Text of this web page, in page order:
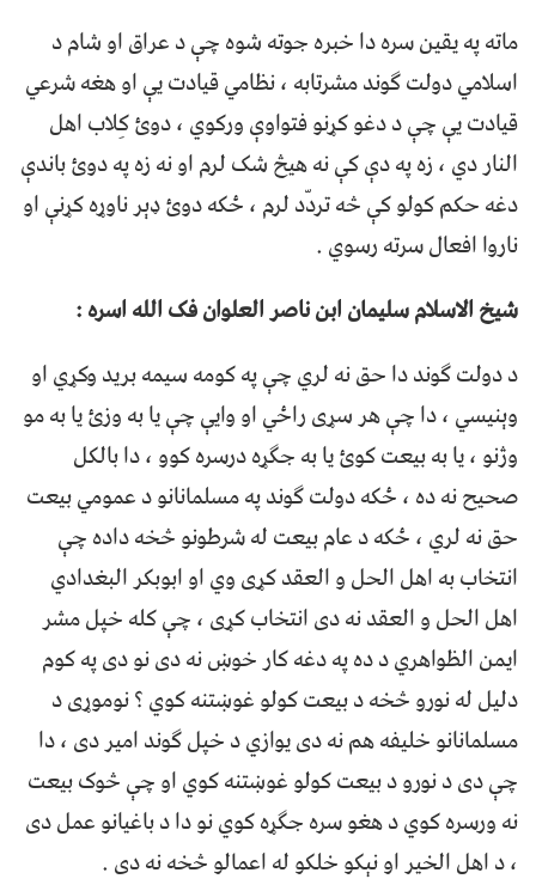
ماته په یقین سره دا خبره جوته شوه چې د عراق او شام د
اسلامي دولت ګوند مشرتابه ، نظامي قیادت یې او هغه شرعي
قیادت یې چې د دغو کړنو فتواوې ورکوي ، دوئ کِلاب اهل
النار دي ، زه په دې کې نه هیڅ شک لرم او نه زه په دوئ باندې
دغه حکم کولو کې څه تردّد لرم ، ځکه دوئ ډېر ناوړه کړنې او
ناروا افعال سرته رسوي .
شیخ الاسلام سلیمان ابن ناصر العلوان فک الله اسره :
د دولت ګوند دا حق نه لري چې په کومه سیمه برید وکړي او
وېنیسي ، دا چې هر سړی راځي او وایې چې یا به وزئ یا به مو
وژنو ، یا به بیعت کوئ یا به جګړه درسره کوو ، دا بالکل
صحیح نه ده ، ځکه دولت ګوند په مسلمانانو د عمومي بیعت
حق نه لري ، ځکه د عام بیعت له شرطونو څخه داده چې
انتخاب به اهل الحل و العقد کړی وي او ابوبکر البغدادي
اهل الحل و العقد نه دی انتخاب کړی ، چې کله خپل مشر
ایمن الظواهري د ده په دغه کار خوښ نه دی نو دی په کوم
دلیل له نورو څخه د بیعت کولو غوښتنه کوي ؟ نوموړی د
مسلمانانو خلیفه هم نه دی یوازي د خپل ګوند امیر دی ، دا
چې دی د نورو د بیعت کولو غوښتنه کوي او چې څوک بیعت
نه ورسره کوي د هغو سره جګړه کوي نو دا د باغیانو عمل دی
، د اهل الخیر او نېکو خلکو له اعمالو څخه نه دی .